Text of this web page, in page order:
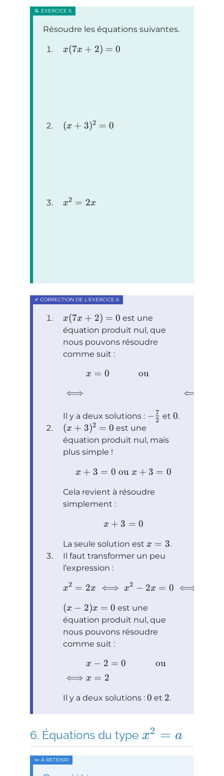
Résoudre les équations suivantes.
x(7x + 2) = 0
(x + 3)2 = 0
x2 = 2x
x(7x + 2) = 0 est une
équation produit nul, que
nous pouvons résoudre
comme suit :
⟺
x = 0
ou
⟺
Il y a deux solutions : − 2
7 et 0.
(x + 3)2 = 0 est une
équation produit nul, mais
plus simple !
x + 3 = 0 ou x + 3 = 0
Cela revient à résoudre
simplement :
x + 3 = 0
La seule solution est x = 3.
Il faut transformer un peu
l’expression :
x2 = 2x ⟺ x2 − 2x = 0 ⟺
(x − 2)x = 0 est une
équation produit nul, que
nous pouvons résoudre
comme suit :
⟺
x − 2 = 0
x = 2
ou
Il y a deux solutions : 0 et 2.
Équations du type x2 = a